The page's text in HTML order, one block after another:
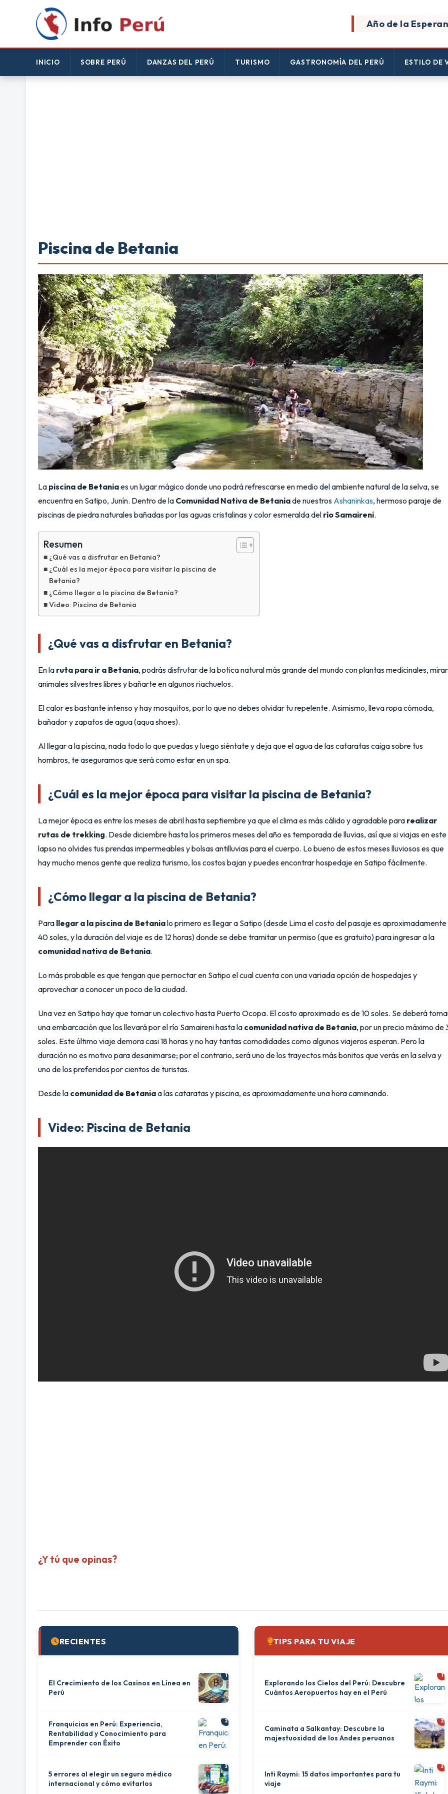
Año de la
INICIO SOBRE PERÚ DANZAS DEL PERÚ TURISMO GASTRONOMÍA DEL PERÚ ESTILO DE
Piscina de Betania
La piscina de Betaniaes un lugar mágico donde uno podrá refrescarse en medio del ambiente natural de la selva, se
encuentra en Satipo, Junín. Dentro de la Comunidad Nativa de Betaniade nuestros Ashaninkas, hermoso paraje de
piscinas de piedra naturales bañadas por las aguas cristalinas y color esmeralda del río Samaireni.
Resumen
¿Qué vas a disfrutar en Betania?
¿Cuál es la mejor época para visitar la piscina de
Betania?
¿Cómo llegar a la piscina de Betania?
Video: Piscina de Betania
¿Qué vas a disfrutar en Betania?
En la ruta para ir a Betania, podrás disfrutar de la botica natural más grande del mundo con plantas medicinales, mirar
animales silvestres libres y bañarte en algunos riachuelos.
El calor es bastante intenso y hay mosquitos, por lo que no debes olvidar tu repelente. Asimismo, lleva ropa cómoda,
bañador y zapatos de agua (aqua shoes).
Al llegar a la piscina, nada todo lo que puedas y luego siéntate y deja que el agua de las cataratas caiga sobre tus
hombros, te aseguramos que será como estar en un spa.
¿Cuál es la mejor época para visitar la piscina de Betania?
La mejor época es entre los meses de abril hasta septiembre ya que el clima es más cálido y agradable para realizar
rutas de trekking. Desde diciembre hasta los primeros meses del año es temporada de lluvias, así que si viajas en este
lapso no olvides tus prendas impermeables y bolsas antilluvias para el cuerpo. Lo bueno de estos meses lluviosos es que
hay mucho menos gente que realiza turismo, los costos bajan y puedes encontrar hospedaje en Satipo fácilmente.
¿Cómo llegar a la piscina de Betania?
Para llegar a la piscina de Betanialo primero es llegar a Satipo (desde Lima el costo del pasaje es aproximadamente
40 soles, y la duración del viaje es de 12 horas) donde se debe tramitar un permiso (que es gratuito) para ingresar a la
comunidad nativa de Betania.
Lo más probable es que tengan que pernoctar en Satipo el cual cuenta con una variada opción de hospedajes y
aprovechar a conocer un poco de la ciudad.
Una vez en Satipo hay que tomar un colectivo hasta Puerto Ocopa. El costo aproximado es de 10 soles. Se deberá
una embarcación que los llevará por el río Samaireni hasta la comunidad nativa de Betania, por un precio máximo de
soles. Este último viaje demora casi 18 horas y no hay tantas comodidades como algunos viajeros esperan. Pero la
duración no es motivo para desanimarse; por el contrario, será uno de los trayectos más bonitos que verás en la selva y
uno de los preferidos por cientos de turistas.
Desde la comunidad de Betaniaa las cataratas y piscina, es aproximadamente una hora caminando.
Video: Piscina de Betania
¿Y tú que opinas?
RECIENTES
El Crecimiento de los Casinos en Línea en
Perú
1
Franquicias en Perú: Experiencia,
Rentabilidad y Conocimiento para
Emprender con Éxito
2
5 errores al elegir un seguro médico
internacional y cómo evitarlos
3
TIPS PARA TU VIAJE
Explorando los Cielos del Perú: Descubre
Cuántos Aeropuertos hay en el Perú
1
Caminata a Salkantay: Descubre la
majestuosidad de los Andes peruanos
2
Inti Raymi: 15 datos importantes para tu
viaje
3